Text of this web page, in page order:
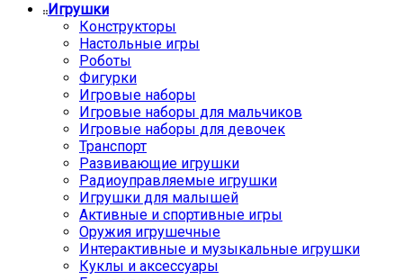
Игрушки
Конструкторы
Настольные игры
Роботы
Фигурки
Игровые наборы
Игровые наборы для мальчиков
Игровые наборы для девочек
Транспорт
Развивающие игрушки
Радиоуправляемые игрушки
Игрушки для малышей
Активные и спортивные игры
Оружия игрушечные
Интерактивные и музыкальные игрушки
Куклы и аксессуары